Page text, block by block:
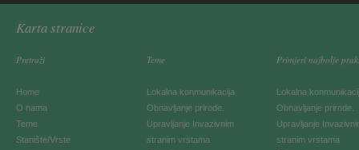
Karta stranice
Pretraži
Home
O nama
Teme
Stanište/Vrste
Teme
Lokalna konmunikacija
Obnavljanje prirode.
Upravljanje Invazivnim
stranim vrstama
Primjeri najbolje
Lokalna
Obnavljanje prirode.
Upravljanje
stranim vrstama